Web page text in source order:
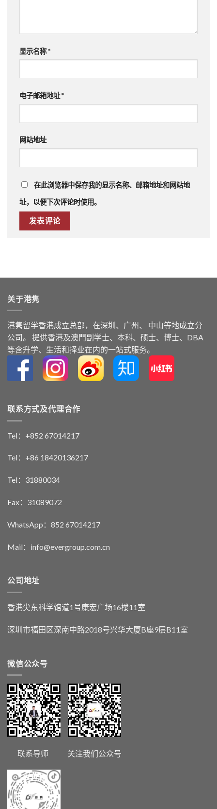
显示名称*
电子邮箱地址*
网站地址
在此浏览器中保存我的显示名称、邮箱地址和网站地
址，以便下次评论时使用。
关于港隽
港隽留学⾹港成⽴总部，在深圳、广州、 中⼭等地成⽴分
公司。 提供⾹港及澳⾨副学⼠、本科、硕⼠、博⼠、DBA
等含升学、⽣活和择业在内的⼀站式服务。
联系方式及代理合作
Tel：+852 67014217
Tel：+86 18420136217
Tel：31880034
Fax：31089072
WhatsApp：852 67014217
Mail：info@evergroup.com.cn
公司地址
香港尖东科学馆道1号康宏广场16楼11室
深圳市福田区深南中路2018号兴华大厦B座9层B11室
微信公众号
联系导师 关注我们公众号